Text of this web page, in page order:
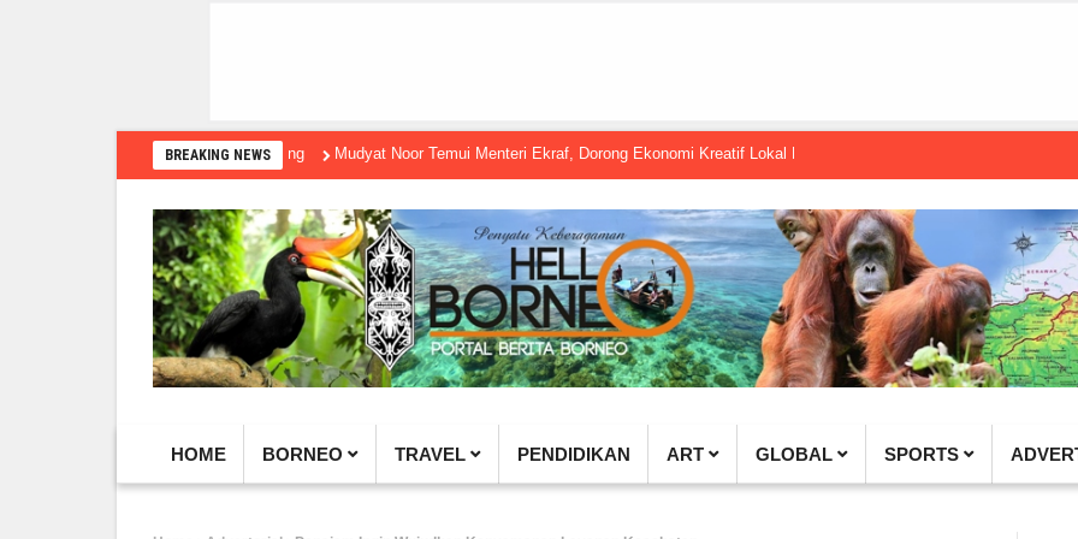
BREAKING NEWSMudyat Noor Temui Menteri Ekraf, Dorong Ekonomi Kreatif Lokal Naik Kelas Gembel PPU dan IGTKI Penajam
HOME BORNEO TRAVEL PENDIDIKAN ART GLOBAL SPORTS